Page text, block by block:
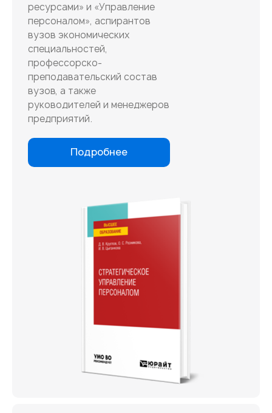
ресурсами» и «Управление
персоналом», аспирантов
вузов экономических
специальностей,
профессорско-
преподавательский состав
вузов, а также
руководителей и менеджеров
предприятий.
Подробнее